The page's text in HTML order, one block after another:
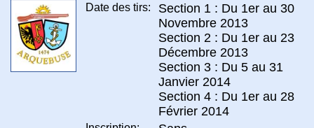
Date des tirs:
Section 1 : Du 1er au 30
Novembre 2013
Section 2 : Du 1er au 23
Décembre 2013
Section 3 : Du 5 au 31
Janvier 2014
Section 4 : Du 1er au 28
Février 2014